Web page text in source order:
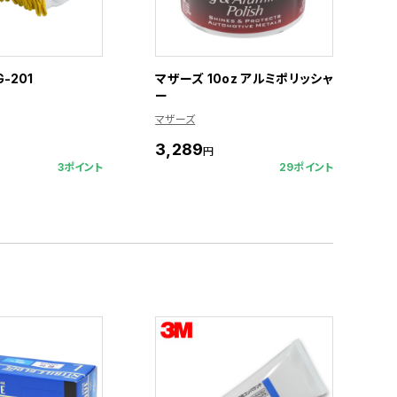
201
3ポイント
マザーズ 10oz アルミポリッシャ
ー
マザーズ
3,289円
29ポイント